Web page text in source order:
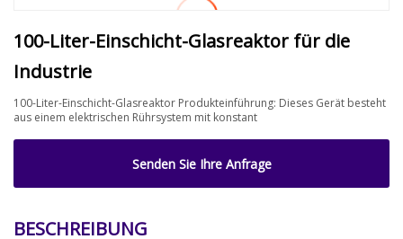
100-Liter-Einschicht-Glasreaktor für die
Industrie
100-Liter-Einschicht-Glasreaktor Produkteinführung: Dieses Gerät besteht
aus einem elektrischen Rührsystem mit konstant
Senden Sie Ihre Anfrage
BESCHREIBUNG